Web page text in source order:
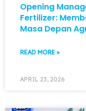
Opening
Fertilizer:
Masa Depan
READ MORE »
APRIL 23, 2026